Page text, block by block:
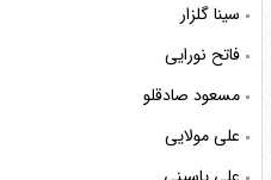
سینا گلزار
فاتح نورایی
مسعود صادقلو
علی مولایی